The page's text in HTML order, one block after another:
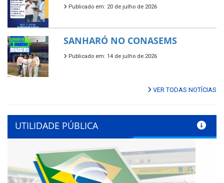
Publicado em: 20 de julho de 2026
SANHARÓ NO CONASEMS
Publicado em: 14 de julho de 2026
VER TODAS NOTÍCIAS
UTILIDADE PÚBLICA